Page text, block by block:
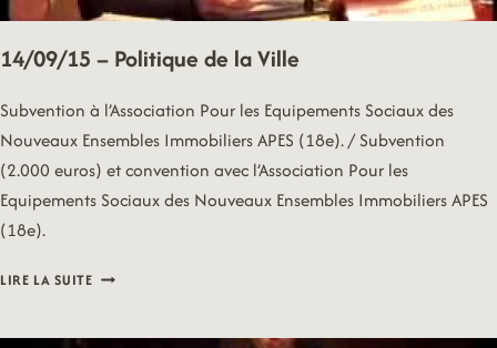
14/09/15 – Politique de la Ville
Subvention à l’Association Pour les Equipements Sociaux des
Nouveaux Ensembles Immobiliers APES (18e). / Subvention
(2.000 euros) et convention avec l’Association Pour les
Equipements Sociaux des Nouveaux Ensembles Immobiliers APES
(18e).
LIRE LA SUITE14/09/15